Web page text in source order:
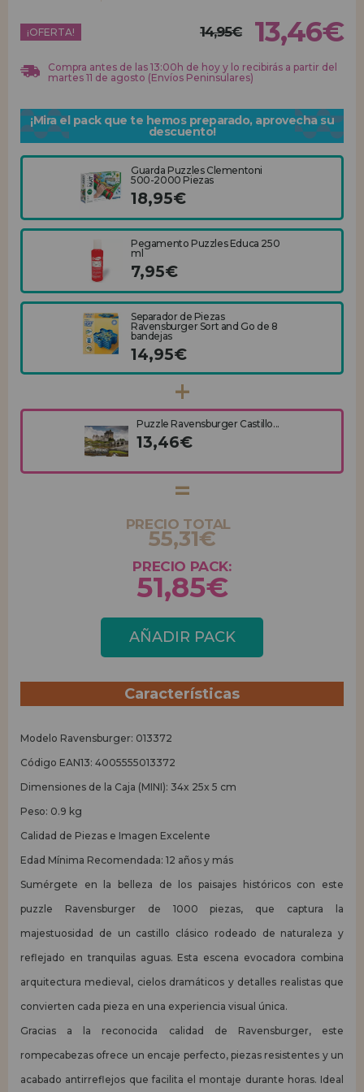
REGISTRO DISTRIBUIDOR
¡OFERTA! 14,95€ 13,46€
Compra antes de las 13:00h de hoy y lo recibirás a partir del
martes 11 de agosto (Envíos Peninsulares)
¡Mira el pack que te hemos preparado, aprovecha su
descuento!
Guarda Puzzles Clementoni
500-2000 Piezas
18,95€
Pegamento Puzzles Educa 250
ml
7,95€
Separador de Piezas
Ravensburger Sort and Go de 8
bandejas
14,95€
Puzzle Ravensburger Castillo...
13,46€
PRECIO TOTAL
55,31€
PRECIO PACK:
51,85€
AÑADIR PACK
Características
Modelo Ravensburger: 013372
Código EAN13: 4005555013372
Dimensiones de la Caja (MINI): 34x 25x 5 cm
Peso: 0.9 kg
Calidad de Piezas e Imagen Excelente
Edad Mínima Recomendada: 12 años y más
Sumérgete en la belleza de los paisajes históricos con este
puzzle Ravensburger de 1000 piezas, que captura la
majestuosidad de un castillo clásico rodeado de naturaleza y
reflejado en tranquilas aguas. Esta escena evocadora combina
arquitectura medieval, cielos dramáticos y detalles realistas que
convierten cada pieza en una experiencia visual única.
Gracias a la reconocida calidad de Ravensburger, este
rompecabezas ofrece un encaje perfecto, piezas resistentes y un
acabado antirreflejos que facilita el montaje durante horas. Ideal